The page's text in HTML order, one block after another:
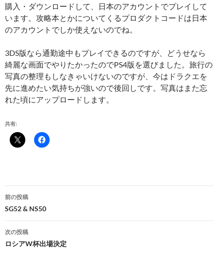
購入・ダウンロードして、日本のアカウントでプレイして
います。攻略本とかについてくるプロダクトコードは日本
のアカウントでしか使えないのでね。
3DS版なら通勤途中もプレイできるのですが、どうせなら
綺麗な画面でやりたかったのでPS4版を選びました。旅行の
写真の整理もしなきゃいけないのですが、今はドラクエを
先に進めたい気持ちが強いので後回しです。写真はまた忘
れた頃にアップロードします。
共有:
投
稿
ナ
ビ
前の投稿
SG52 & NS50
次の投稿
ロシアW杯出場決定